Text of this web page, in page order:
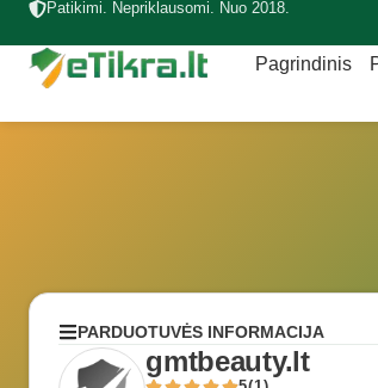
Patikimi. Nepriklausomi. Nuo 2018.
Pagrindinis
PARDUOTUVĖS INFORMACIJA
gmtbeauty.lt